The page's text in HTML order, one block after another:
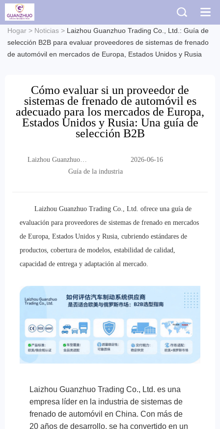
Hogar > Noticias > Laizhou Guanzhuo Trading Co., Ltd.: Guía de
selección B2B para evaluar proveedores de sistemas de frenado
de automóvil en mercados de Europa, Estados Unidos y Rusia
Cómo evaluar si un proveedor de
sistemas de frenado de automóvil es
adecuado para los mercados de Europa,
Estados Unidos y Rusia: Una guía de
selección B2B
Laizhou Guanzhuo
Trading Co., Ltd.
2026-06-16
Guía de la industria
Laizhou Guanzhuo Trading Co., Ltd. ofrece una guía de
evaluación para proveedores de sistemas de frenado en mercados
de Europa, Estados Unidos y Rusia, cubriendo estándares de
productos, cobertura de modelos, estabilidad de calidad,
capacidad de entrega y adaptación al mercado.
Laizhou Guanzhuo Trading Co., Ltd. es una
empresa líder en la industria de sistemas de
frenado de automóvil en China. Con más de
20 años de desarrollo, se ha convertido en un